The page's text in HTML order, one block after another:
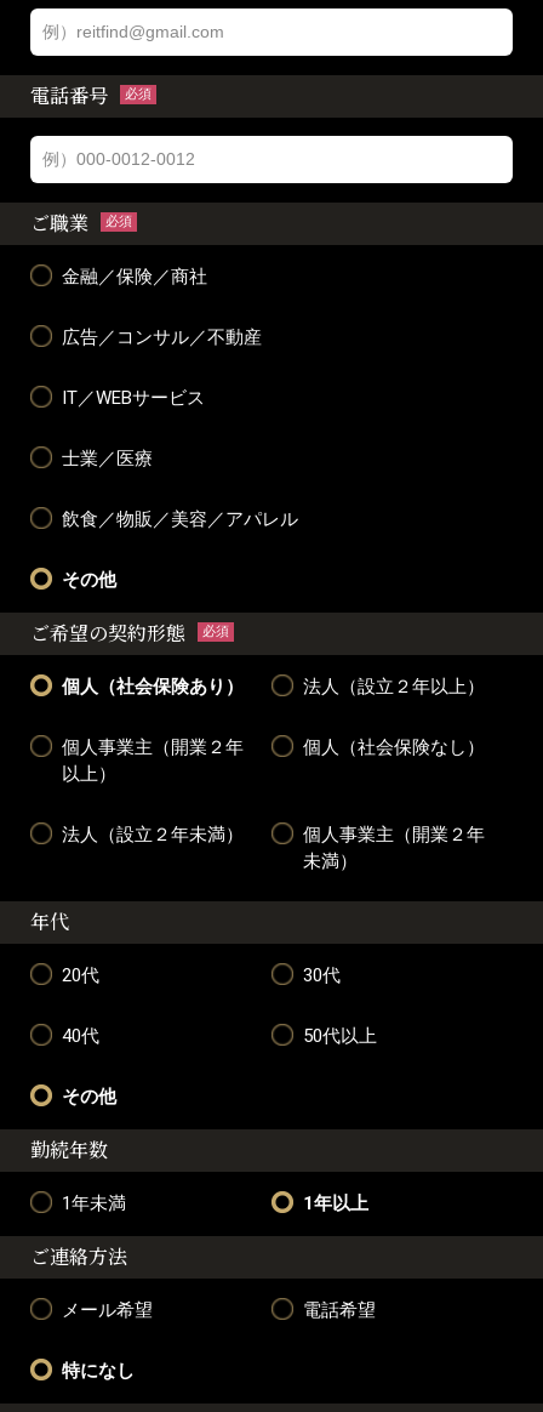
電話番号 必須
ご職業 必須
金融／保険／商社
広告／コンサル／不動産
IT／WEBサービス
士業／医療
飲食／物販／美容／アパレル
その他
ご希望の契約形態 必須
個人（社会保険あり） 法人（設立２年以上）
個人事業主（開業２年
以上）
個人（社会保険なし）
法人（設立２年未満）
個人事業主（開業２年
未満）
年代
20代 30代
40代 50代以上
その他
勤続年数
1年未満 1年以上
ご連絡方法
メール希望 電話希望
特になし